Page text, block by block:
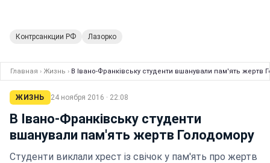
Контрсанкции РФ Лазорко
Главная › Жизнь › В Івано-Франківську студенти вшанували пам'ять жертв
ЖИЗНЬ 24 ноября 2016 · 22:08
В Івано-Франківську студенти
вшанували пам'ять жертв Голодомору
Студенти виклали хрест із свічок у пам'ять про жертв